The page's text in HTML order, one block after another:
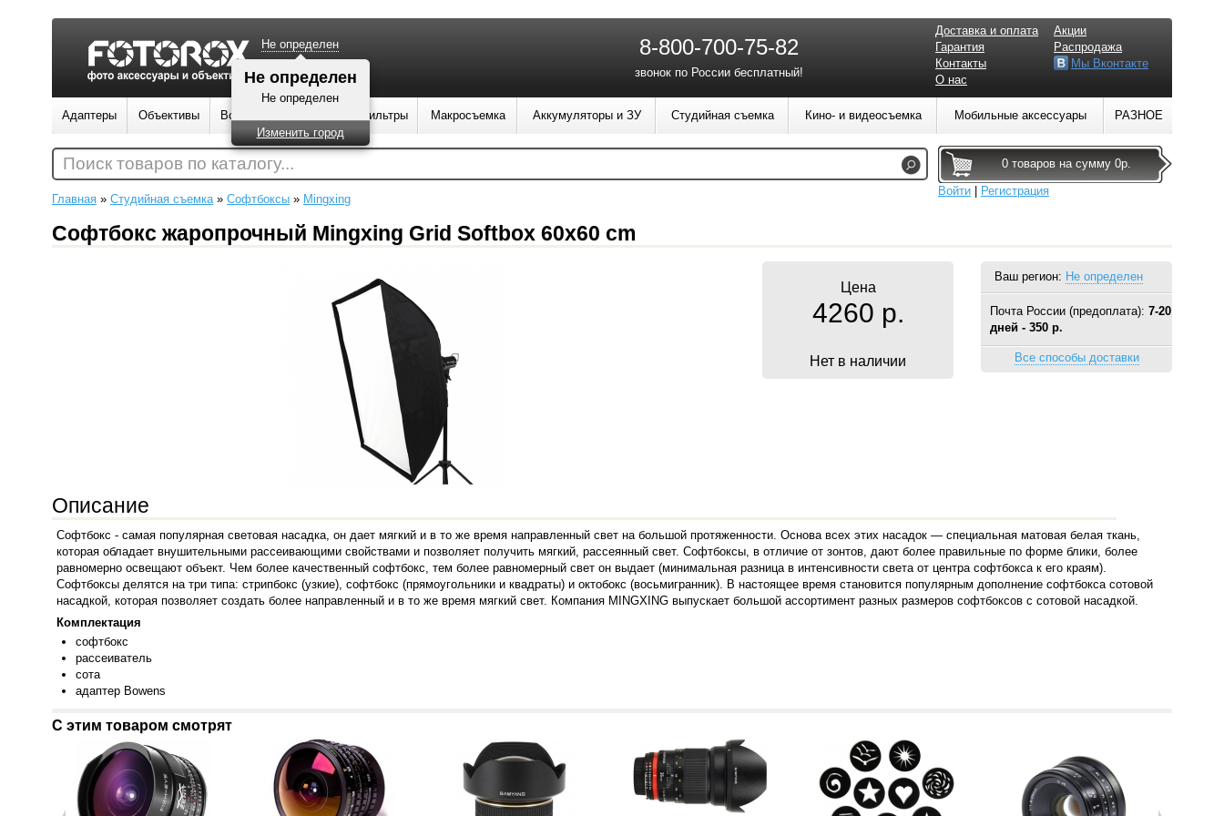
Главная » Студийная съемка» Софтбоксы » Mingxing
Софтбокс жаропрочный Mingxing Grid Softbox 60x60 cm
Ваш регион: Не определен
Почта России (предоплата): 7-20
дней - 350 р.
Все способы доставки
Цена
4260 р.
Нет в наличии
Описание
Софтбокс - самая популярная световая насадка, он дает мягкий и в то же время направленный свет на большой протяженности. Основа всех этих насадок — специальная матовая белая ткань,
которая обладает внушительными рассеивающими свойствами и позволяет получить мягкий, рассеянный свет. Софтбоксы, в отличие от зонтов, дают более правильные по форме блики, более
равномерно освещают объект. Чем более качественный софтбокс, тем более равномерный свет он выдает (минимальная разница в интенсивности света от центра софтбокса к его краям).
Софтбоксы делятся на три типа: стрипбокс (узкие), софтбокс (прямоугольники и квадраты) и октобокс (восьмигранник). В настоящее время становится популярным дополнение софтбокса сотовой
насадкой, которая позволяет создать более направленный и в то же время мягкий свет. Компания MINGXING выпускает большой ассортимент разных размеров софтбоксов с сотовой насадкой.
Комплектация
софтбокс
рассеиватель
сота
адаптер Bowens
С этим товаром смотрят
Не определен
Не определен
Не определен
Изменить город
8-800-700-75-82
звонок по России бесплатный!
Доставка и оплата
Гарантия
Контакты
О нас
Акции
Распродажа
Мы Вконтакте
Адаптеры Объективы Вспышки Фильтры Макросъемка Аккумуляторы и ЗУ Студийная съемка Кино- и видеосъемка Мобильные аксессуары РАЗНОЕ
0 товаров на сумму 0р.
Войти
Регистрация
Поиск товаров по каталогу...